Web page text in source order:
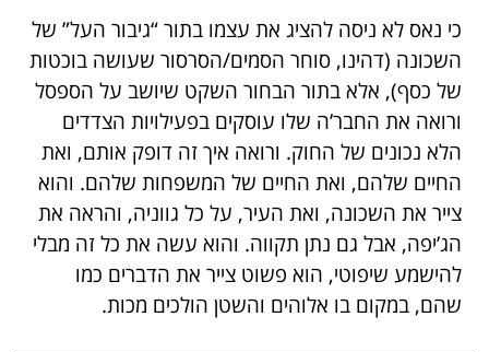
כי נאס לא ניסה להציג את עצמו בתור “גיבור העל” של
השכונה (דהינו, סוחר הסמים/הסרסור שעושה בוכטות
של כסף), אלא בתור הבחור השקט שיושב על הספסל
ורואה את החבר’ה שלו עוסקים בפעילויות הצדדים
הלא נכונים של החוק. ורואה איך זה דופק אותם, ואת
החיים שלהם, ואת החיים של המשפחות שלהם. והוא
צייר את השכונה, ואת העיר, על כל גווניה, והראה את
הג’יפה, אבל גם נתן תקווה. והוא עשה את כל זה מבלי
להישמע שיפוטי, הוא פשוט צייר את הדברים כמו
שהם, במקום בו אלוהים והשטן הולכים מכות.